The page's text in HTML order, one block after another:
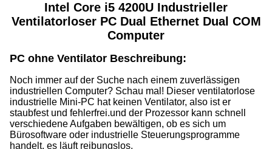
Intel Core i5 4200U Industrieller
Ventilatorloser PC Dual Ethernet Dual COM
Computer
PC ohne Ventilator Beschreibung:
Noch immer auf der Suche nach einem zuverlässigen
industriellen Computer? Schau mal! Dieser ventilatorlose
industrielle Mini-PC hat keinen Ventilator, also ist er
staubfest und fehlerfrei.und der Prozessor kann schnell
verschiedene Aufgaben bewältigen, ob es sich um
Bürosoftware oder industrielle Steuerungsprogramme
handelt, es läuft reibungslos.